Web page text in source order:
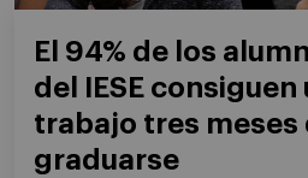
El 94% de los
del IESE
trabajo tres meses
graduarse